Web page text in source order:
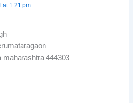
at 1:21 pm
maharashtra 444303